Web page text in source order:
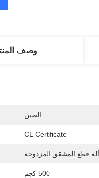
وصف
الصين
CE Certificate
آلة قطع المشقق المزدوجة
500 كجم